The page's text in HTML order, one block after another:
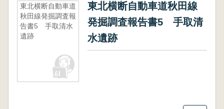
東北横断自動車道
秋田線発掘調査報
告書5 手取清水
遺跡
東北横断自動車道秋田線
発掘調査報告書5 手取清
水遺跡